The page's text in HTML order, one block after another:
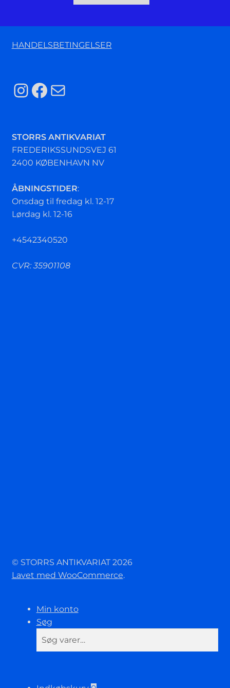
HANDELSBETINGELSER
Instagram
Facebook
Mail
STORRS ANTIKVARIAT
FREDERIKSSUNDSVEJ 61
2400 KØBENHAVN NV
ÅBNINGSTIDER:
Onsdag til fredag kl. 12-17
Lørdag kl. 12-16
+4542340520
CVR: 35901108
© STORRS ANTIKVARIAT 2026
Lavet med WooCommerce.
Min konto
Søg
Søg
efter:
Søg